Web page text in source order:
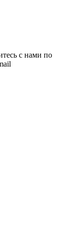
с нами по